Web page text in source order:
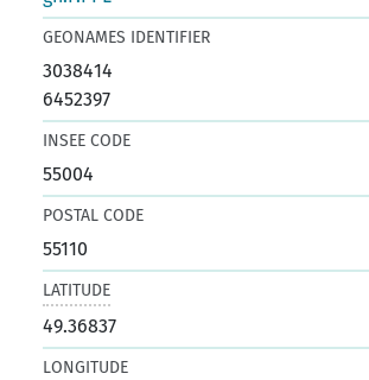
GEONAMES IDENTIFIER
3038414
6452397
INSEE CODE
55004
POSTAL CODE
55110
LATITUDE
49.36837
LONGITUDE